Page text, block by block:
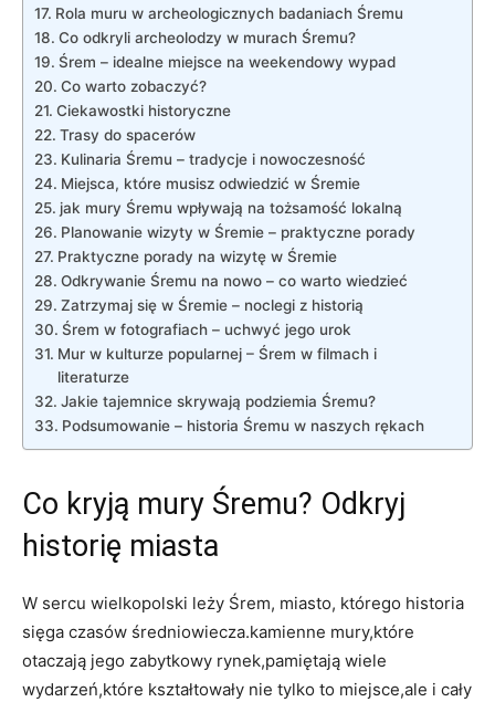
Rola muru w archeologicznych⁢ badaniach ⁣Śremu
Co‍ odkryli ⁤archeolodzy ⁢w murach⁣ Śremu?
Śrem – idealne miejsce‍ na weekendowy wypad
Co warto zobaczyć?
Ciekawostki historyczne
Trasy do spacerów
Kulinaria Śremu – tradycje i nowoczesność
Miejsca, które musisz odwiedzić w⁣ Śremie
jak⁤ mury‍ Śremu wpływają na ⁤tożsamość⁤ lokalną
Planowanie wizyty w Śremie – ‌praktyczne porady
Praktyczne porady na wizytę w Śremie
Odkrywanie ⁣Śremu na ​nowo – co​ warto wiedzieć
Zatrzymaj się w Śremie – ⁢noclegi z historią
Śrem ‍w fotografiach‌ – ‌uchwyć⁣ jego urok
Mur ⁣w kulturze ⁢popularnej – Śrem w filmach i
literaturze
Jakie tajemnice skrywają​ podziemia ⁣Śremu?
Podsumowanie ​– historia Śremu ⁢w‍ naszych ⁢rękach
Co kryją mury Śremu? Odkryj
historię miasta
W sercu wielkopolski leży Śrem, miasto, którego historia
sięga‌ czasów średniowiecza.kamienne mury,które
otaczają jego⁤ zabytkowy rynek,pamiętają wiele
wydarzeń,które kształtowały ‌nie tylko to miejsce,ale i‌ cały⁣